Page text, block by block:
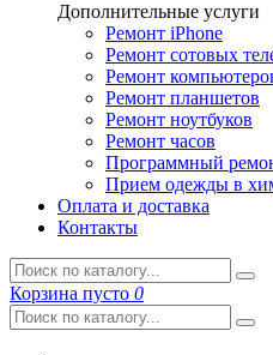
Дополнительные услуги
Ремонт iPhone
Ремонт сотовых
Ремонт
Ремонт планшетов
Ремонт ноутбуков
Ремонт часов
Программный
Прием одежды в
Оплата и доставка
Контакты
Корзина пусто 0